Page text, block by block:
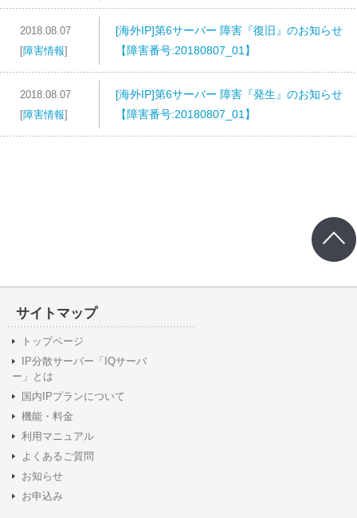
2018.08.07
[障害情報]
[海外IP]第6サーバー 障害『復旧』のお知らせ
【障害番号:20180807_01】
2018.08.07
[障害情報]
[海外IP]第6サーバー 障害『発生』のお知らせ
【障害番号:20180807_01】
サイトマップ
トップページ
IP分散サーバー「IQサーバ
ー」とは
国内IPプランについて
機能・料金
利用マニュアル
よくあるご質問
お知らせ
お申込み